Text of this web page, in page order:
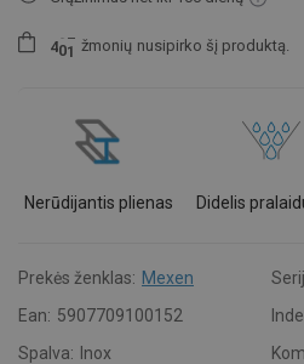
401 žmonių nusipirko šį produktą.
Nerūdijantis plienas Didelis
Prekės ženklas: Mexen
Ean: 5907709100152
Spalva:
Inox